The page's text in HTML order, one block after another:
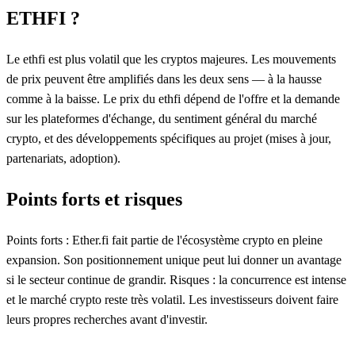
ETHFI ?
Le ethfi est plus volatil que les cryptos majeures. Les mouvements
de prix peuvent être amplifiés dans les deux sens — à la hausse
comme à la baisse. Le prix du ethfi dépend de l'offre et la demande
sur les plateformes d'échange, du sentiment général du marché
crypto, et des développements spécifiques au projet (mises à jour,
partenariats, adoption).
Points forts et risques
Points forts : Ether.fi fait partie de l'écosystème crypto en pleine
expansion. Son positionnement unique peut lui donner un avantage
si le secteur continue de grandir. Risques : la concurrence est intense
et le marché crypto reste très volatil. Les investisseurs doivent faire
leurs propres recherches avant d'investir.